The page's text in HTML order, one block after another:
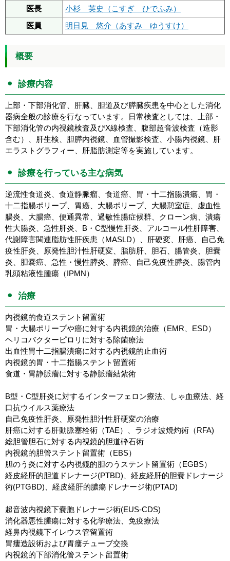
医長
小杉 英史（こすぎ ひでふみ）
医員
明日見 悠介（あすみ ゆうすけ）
概要
診療内容
上部・下部消化管、肝臓、胆道及び膵臓疾患を中心とした消化
器病全般の診療を行なっています。日常検査としては、上部・
下部消化管の内視鏡検査及びX線検査、腹部超音波検査（造影
含む）、肝生検、胆膵内視鏡、血管撮影検査、小腸内視鏡、肝
エラストグラフィー、肝脂肪測定等を実施しています。
診療を行っている主な病気
逆流性食道炎、食道静脈瘤、食道癌、胃・十二指腸潰瘍、胃・
十二指腸ポリープ、胃癌、大腸ポリープ、大腸憩室症、虚血性
腸炎、大腸癌、便通異常、過敏性腸症候群、クローン病、潰瘍
性大腸炎、急性肝炎、B・C型慢性肝炎、アルコール性肝障害、
代謝障害関連脂肪性肝疾患（MASLD）、肝硬変、肝癌、自己免
疫性肝炎、原発性胆汁性肝硬変、脂肪肝、胆石、腸管炎、胆嚢
炎、胆嚢癌、急性・慢性膵炎、膵癌、自己免疫性膵炎、腸管内
乳頭粘液性腫瘍（IPMN）
治療
内視鏡的食道ステント留置術
胃・大腸ポリープや癌に対する内視鏡的治療（EMR、ESD）
ヘリコバクターピロリに対する除菌療法
出血性胃十二指腸潰瘍に対する内視鏡的止血術
内視鏡的胃・十二指腸ステント留置術
食道・胃静脈瘤に対する静脈瘤結紮術
B型・C型肝炎に対するインターフェロン療法、しゃ血療法、経
口抗ウイルス薬療法
自己免疫性肝炎、原発性胆汁性肝硬変の治療
肝癌に対する肝動脈塞栓術（TAE）、ラジオ波焼灼術（RFA)
総胆管胆石に対する内視鏡的胆道砕石術
内視鏡的胆管ステント留置術（EBS）
胆のう炎に対する内視鏡的胆のうステント留置術（EGBS）
経皮経肝的胆道ドレナージ(PTBD)、経皮経肝的胆嚢ドレナージ
術(PTGBD)、経皮経肝的膿瘍ドレナージ術(PTAD)
超音波内視鏡下嚢胞ドレナージ術(EUS-CDS)
消化器悪性腫瘍に対する化学療法、免疫療法
経鼻内視鏡下イレウス管留置術
胃瘻造設術および胃瘻チューブ交換
内視鏡的下部消化管ステント留置術